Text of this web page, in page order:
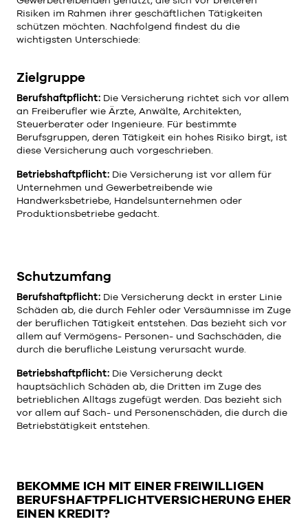
Risiken im Rahmen ihrer geschäftlichen Tätigkeiten
schützen möchten. Nachfolgend findest du die
wichtigsten Unterschiede:
Zielgruppe
Berufshaftpflicht: Die Versicherung richtet sich vor allem
an Freiberufler wie Ärzte, Anwälte, Architekten,
Steuerberater oder Ingenieure. Für bestimmte
Berufsgruppen, deren Tätigkeit ein hohes Risiko birgt, ist
diese Versicherung auch vorgeschrieben.
Betriebshaftpflicht: Die Versicherung ist vor allem für
Unternehmen und Gewerbetreibende wie
Handwerksbetriebe, Handelsunternehmen oder
Produktionsbetriebe gedacht.
Schutzumfang
Berufshaftpflicht: Die Versicherung deckt in erster Linie
Schäden ab, die durch Fehler oder Versäumnisse im Zuge
der beruflichen Tätigkeit entstehen. Das bezieht sich vor
allem auf Vermögens- Personen- und Sachschäden, die
durch die berufliche Leistung verursacht wurde.
Betriebshaftpflicht: Die Versicherung deckt
hauptsächlich Schäden ab, die Dritten im Zuge des
betrieblichen Alltags zugefügt werden. Das bezieht sich
vor allem auf Sach- und Personenschäden, die durch die
Betriebstätigkeit entstehen.
BEKOMME ICH MIT EINER FREIWILLIGEN
BERUFSHAFTPFLICHTVERSICHERUNG EHER
EINEN KREDIT?